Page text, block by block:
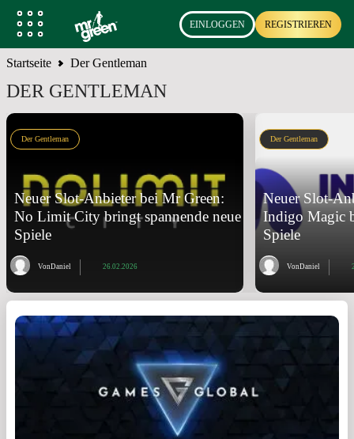
EINLOGGEN REGISTRIEREN
Startseite Der Gentleman
DER GENTLEMAN
Der Gentleman
Neuer Slot-Anbieter bei Mr Green:
No Limit City bringt spannende neue
Spiele
VonDaniel 26.02.2026
Der Gentleman
Neuer Slot-
Indigo Magic
Spiele
VonDaniel